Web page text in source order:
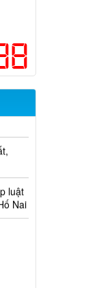
thực
triển
kỳ
mỗi
bàn
Nai